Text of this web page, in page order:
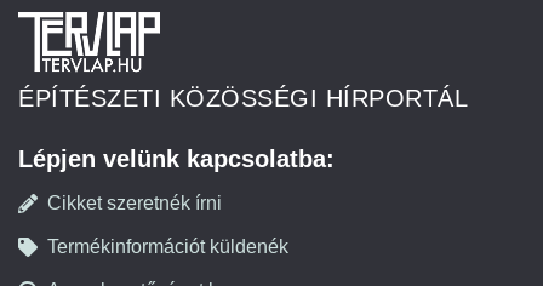
ÉPÍTÉSZETI KÖZÖSSÉGI HÍRPORTÁL
Lépjen velünk kapcsolatba:
Cikket szeretnék írni
Termékinformációt küldenék